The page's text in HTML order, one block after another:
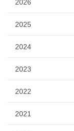
2026
2025
2024
2023
2022
2021